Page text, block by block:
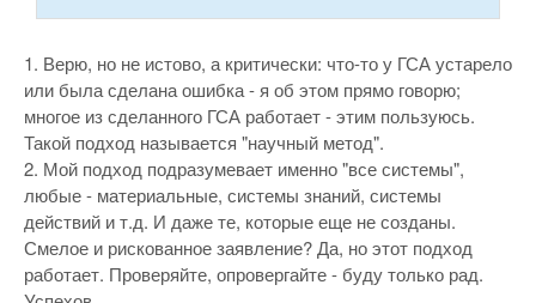
1. Верю, но не истово, а критически: что-то у ГСА устарело
или была сделана ошибка - я об этом прямо говорю;
многое из сделанного ГСА работает - этим пользуюсь.
Такой подход называется "научный метод".
2. Мой подход подразумевает именно "все системы",
любые - материальные, системы знаний, системы
действий и т.д. И даже те, которые еще не созданы.
Смелое и рискованное заявление? Да, но этот подход
работает. Проверяйте, опровергайте - буду только рад.